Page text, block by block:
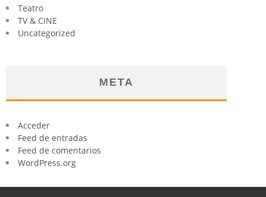
Teatro
TV & CINE
Uncategorized
META
Acceder
Feed de entradas
Feed de comentarios
WordPress.org